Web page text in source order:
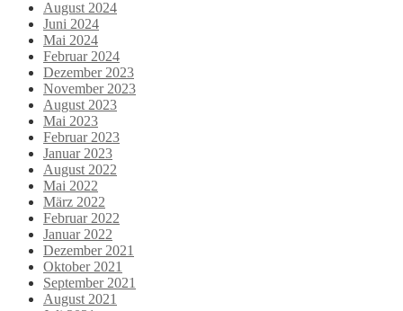
August 2024
Juni 2024
Mai 2024
Februar 2024
Dezember 2023
November 2023
August 2023
Mai 2023
Februar 2023
Januar 2023
August 2022
Mai 2022
März 2022
Februar 2022
Januar 2022
Dezember 2021
Oktober 2021
September 2021
August 2021